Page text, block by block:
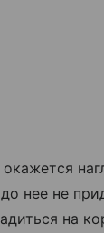
окажется
нее не
на